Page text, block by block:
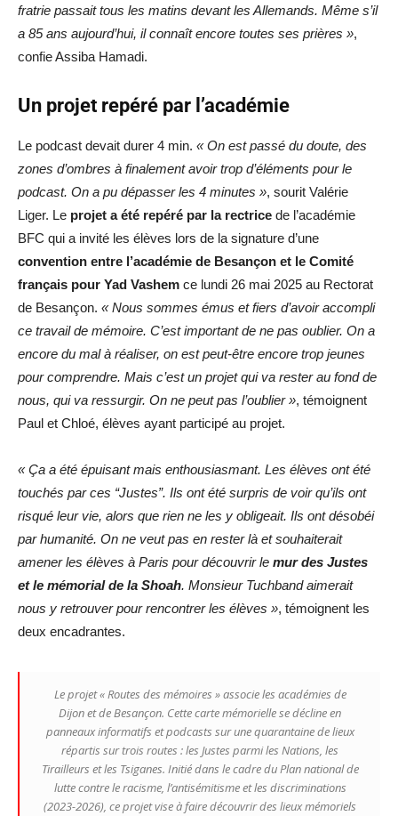
fratrie passait tous les matins devant les Allemands. Même s’il
a 85 ans aujourd’hui, il connaît encore toutes ses prières »,
confie Assiba Hamadi.
Un projet repéré par l’académie
Le podcast devait durer 4 min. « On est passé du doute, des
zones d’ombres à finalement avoir trop d’éléments pour le
podcast. On a pu dépasser les 4 minutes », sourit Valérie
Liger. Le projet a été repéré par la rectrice de l’académie
BFC qui a invité les élèves lors de la signature d’une
convention entre l’académie de Besançon et le Comité
français pour Yad Vashem ce lundi 26 mai 2025 au Rectorat
de Besançon. « Nous sommes émus et fiers d’avoir accompli
ce travail de mémoire. C’est important de ne pas oublier. On a
encore du mal à réaliser, on est peut-être encore trop jeunes
pour comprendre. Mais c’est un projet qui va rester au fond de
nous, qui va ressurgir. On ne peut pas l’oublier », témoignent
Paul et Chloé, élèves ayant participé au projet.
« Ça a été épuisant mais enthousiasmant. Les élèves ont été
touchés par ces “Justes”. Ils ont été surpris de voir qu’ils ont
risqué leur vie, alors que rien ne les y obligeait. Ils ont désobéi
par humanité. On ne veut pas en rester là et souhaiterait
amener les élèves à Paris pour découvrir le mur des Justes
et le mémorial de la Shoah. Monsieur Tuchband aimerait
nous y retrouver pour rencontrer les élèves », témoignent les
deux encadrantes.
Le projet « Routes des mémoires » associe les académies de
Dijon et de Besançon. Cette carte mémorielle se décline en
panneaux informatifs et podcasts sur une quarantaine de lieux
répartis sur trois routes : les Justes parmi les Nations, les
Tirailleurs et les Tsiganes. Initié dans le cadre du Plan national de
lutte contre le racisme, l’antisémitisme et les discriminations
(2023-2026), ce projet vise à faire découvrir des lieux mémoriels